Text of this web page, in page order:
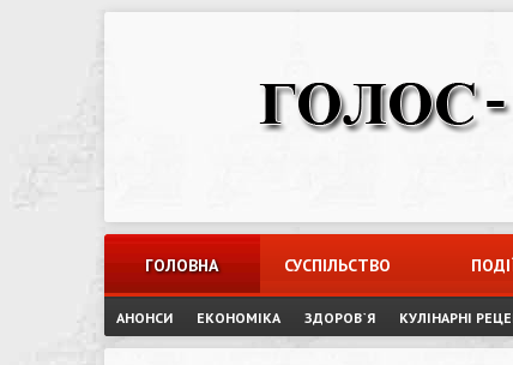
ГОЛОВНА СУСПІЛЬСТВО
АНОНСИ ЕКОНОМІКА ЗДОРОВ`Я КУЛІНАРНІ